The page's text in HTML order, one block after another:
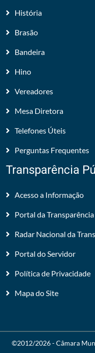
História
Brasão
Bandeira
Hino
Vereadores
Mesa Diretora
Telefones Úteis
Perguntas Frequentes
Transparência
Acesso a Informação
Portal da Transparência
Radar Nacional da
Portal do Servidor
Política de Privacidade
Mapa do Site
©2012/2026 -Câmara